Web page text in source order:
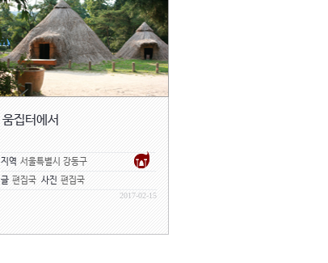
움집터에서
지역 서울특별시 강동구
글 편집국 사진 편집국
2017-02-15